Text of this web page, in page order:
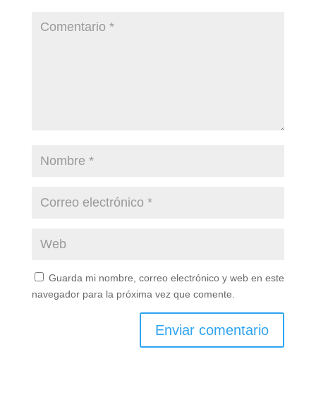
Guarda mi nombre, correo electrónico y web en este
navegador para la próxima vez que comente.